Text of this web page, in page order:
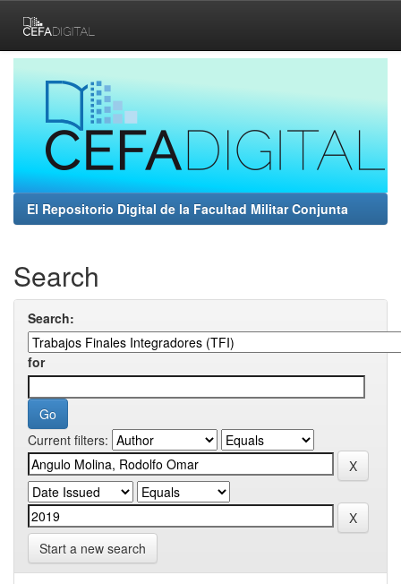
navigation
El Repositorio Digital de la Facultad Militar Conjunta
Search
Search:
for
Current filters:
Start a new search